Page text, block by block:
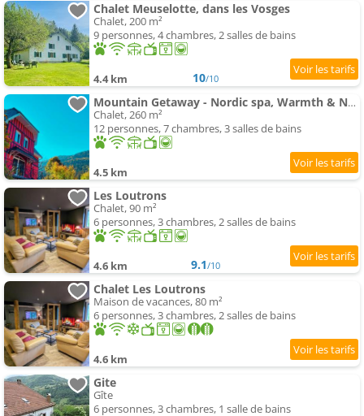
Chalet Meuselotte, dans les Vosges
Chalet, 200 m²
9 personnes, 4 chambres, 2 salles de bains
4.4 km 10/10
Mountain Getaway - Nordic spa, Warmth & Nature
Chalet, 260 m²
12 personnes, 7 chambres, 3 salles de bains
4.5 km
Les Loutrons
Chalet, 90 m²
6 personnes, 3 chambres, 2 salles de bains
4.6 km 9.1/10
Chalet Les Loutrons
Maison de vacances, 80 m²
6 personnes, 3 chambres, 2 salles de bains
4.6 km
Gite
Gîte
6 personnes, 3 chambres, 1 salle de bains